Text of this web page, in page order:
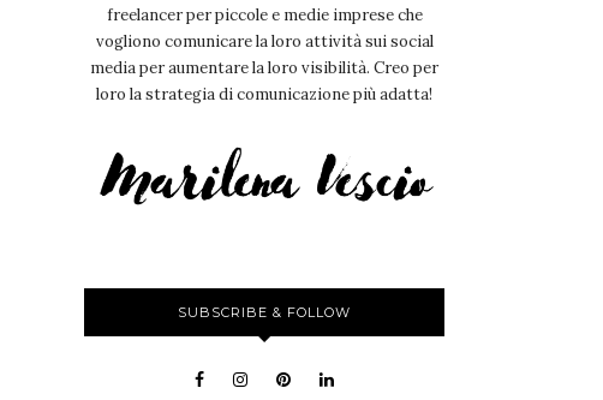
freelancer per piccole e medie imprese che
vogliono comunicare la loro attività sui social
media per aumentare la loro visibilità. Creo per
loro la strategia di comunicazione più adatta!
SUBSCRIBE & FOLLOW